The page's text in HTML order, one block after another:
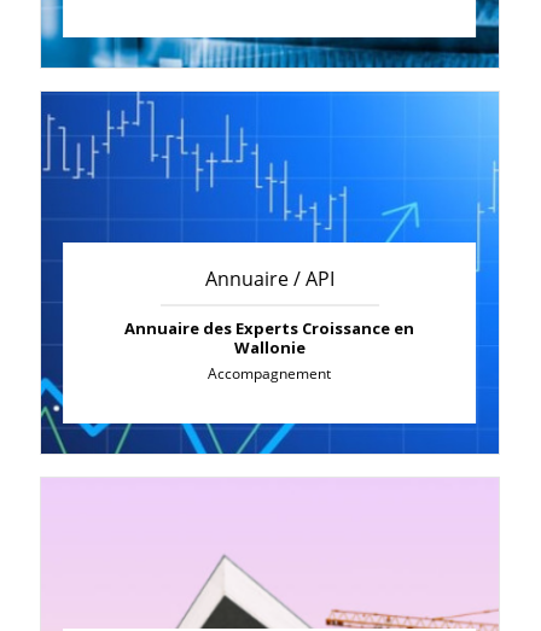
Annuaire / API
Annuaire des Experts Croissance en
Wallonie
Accompagnement